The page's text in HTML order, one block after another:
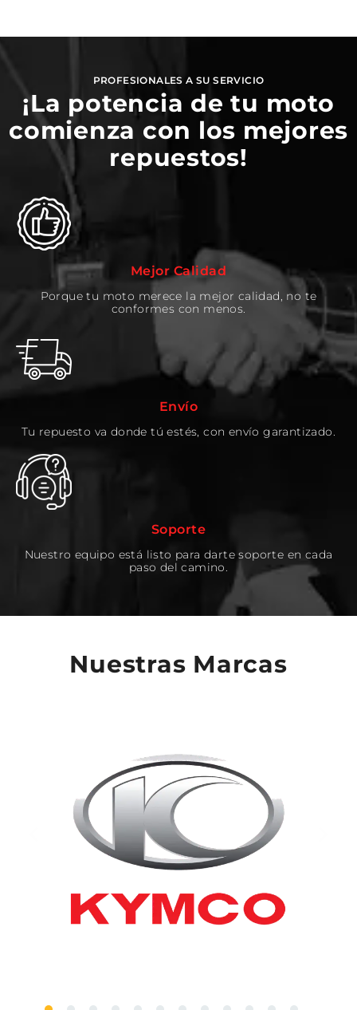
PROFESIONALES A SU SERVICIO
¡La potencia de tu moto
comienza con los mejores
repuestos!
Mejor Calidad
Porque tu moto merece la mejor calidad, no te
conformes con menos.
Envío
Tu repuesto va donde tú estés, con envío garantizado.
Soporte
Nuestro equipo está listo para darte soporte en cada
paso del camino.
Nuestras Marcas